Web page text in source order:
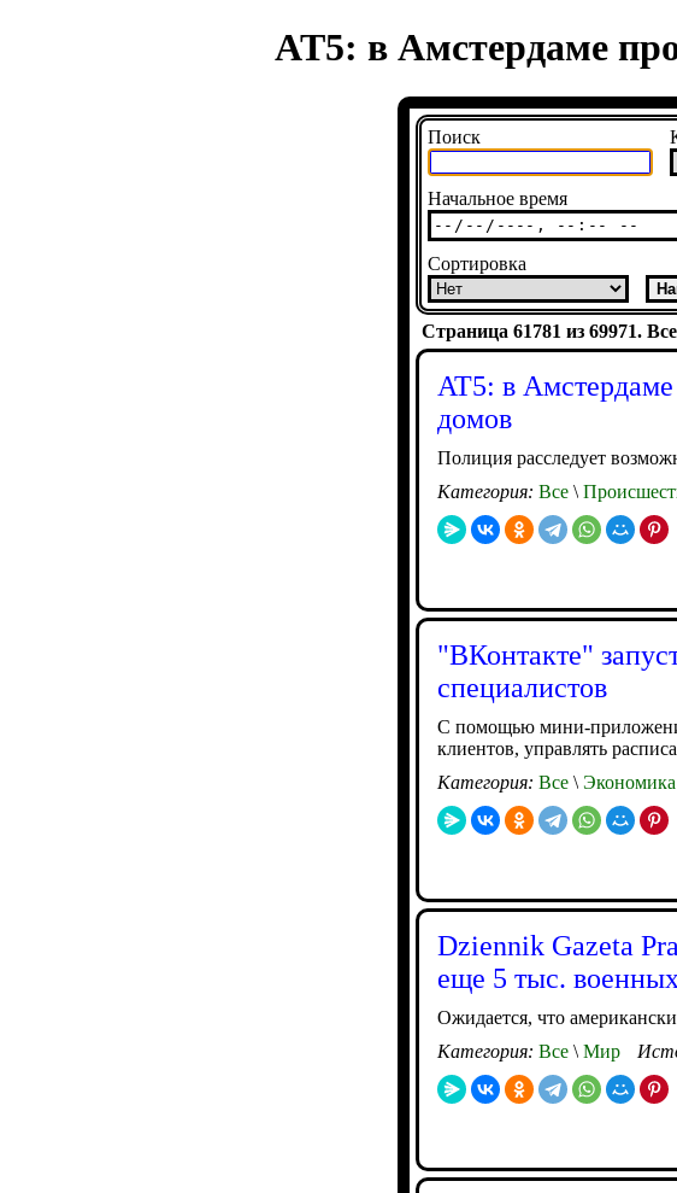
AT5: в Амстердаме
Поиск
Начальное время
Сортировка
Страница 61781 из 69971.
AT5: в
домов
Полиция расследует
Категория: Все \
"ВКонтакте"
специалистов
С помощью мини-
клиентов, управлять
Категория: Все \ Экономика
Dziennik Gazeta
еще 5 тыс.
Ожидается, что
Категория: Все \ Мир